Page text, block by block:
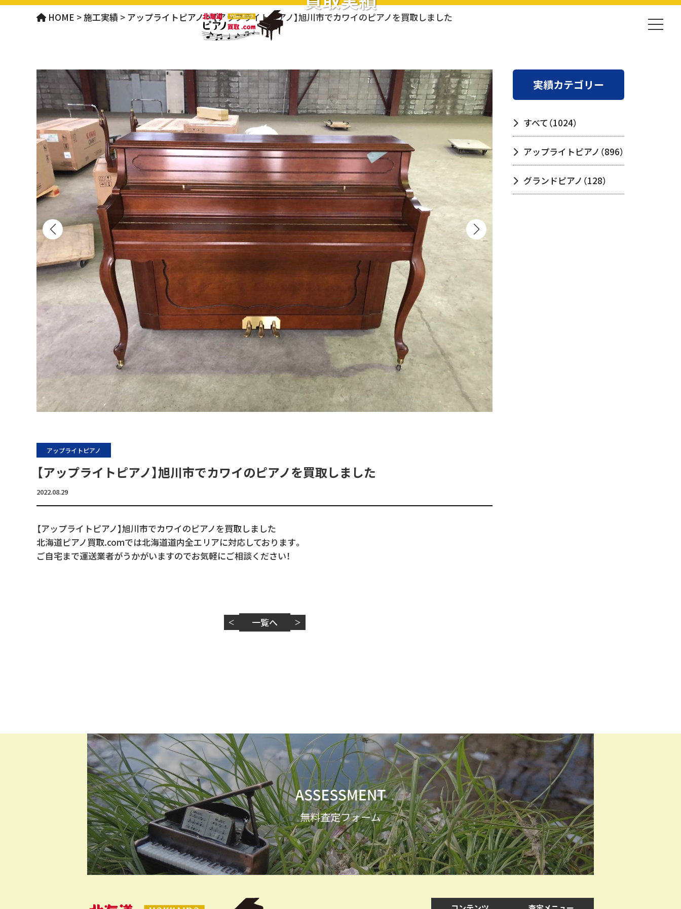
HOME >施工実績 > アップライトピアノ>【アップライトピアノ】旭川市でカワイのピアノを買取しました
アップライトピアノ
【アップライトピアノ】旭川市でカワイのピアノを買取しました
2022.08.29
【アップライトピアノ】旭川市でカワイのピアノを買取しました
北海道ピアノ買取.comでは北海道道内全エリアに対応しております。
ご自宅まで運送業者がうかがいますのでお気軽にご相談ください！
＜ 一覧へ ＞
実績カテゴリー
すべて （1024）
アップライトピアノ （896）
グランドピアノ （128）